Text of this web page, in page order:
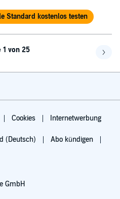
Standard kostenlos testen
1 von 25
Cookies Internetwerbung
(Deutsch) Abo kündigen
GmbH